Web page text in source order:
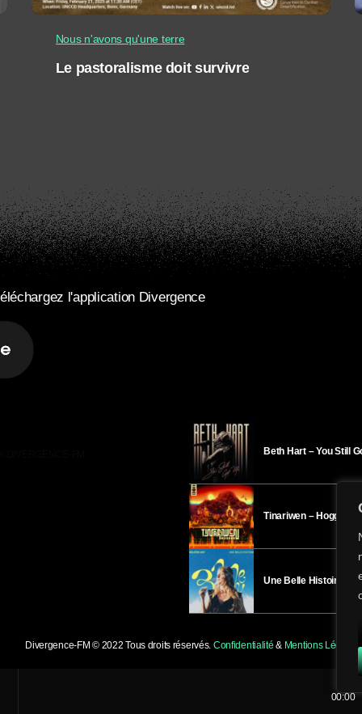
00:00
Nous n'avons qu'une terre
Le pastoralisme doit survivre
l'application Divergence
Beth Hart – You Still
Tinariwen – Hoggar
Une Belle Histoire –
Divergence-FM © 2022 Tous droits réservés. Confidentialité & Mentions Légales.